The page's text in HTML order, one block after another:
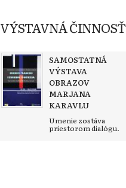
VÝSTAVNÁ ČINNOSŤ
SAMOSTATNÁ
VÝSTAVA
OBRAZOV
MARJANA
KARAVLU
Umenie zostáva
priestorom dialógu.